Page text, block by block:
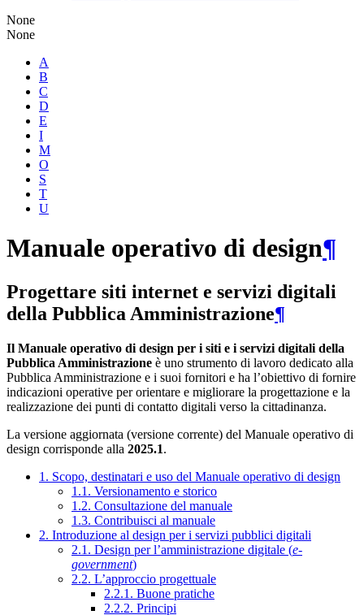
None
None
A
B
C
D
E
I
M
O
S
T
U
Manuale operativo di design¶
Progettare siti internet e servizi digitali
della Pubblica Amministrazione¶
Il Manuale operativo di design per i siti e i servizi digitali della
Pubblica Amministrazione è uno strumento di lavoro dedicato alla
Pubblica Amministrazione e i suoi fornitori e ha l’obiettivo di fornire
indicazioni operative per orientare e migliorare la progettazione e la
realizzazione dei punti di contatto digitali verso la cittadinanza.
La versione aggiornata (versione corrente) del Manuale operativo di
design corrisponde alla 2025.1.
1. Scopo, destinatari e uso del Manuale operativo di design
1.1. Versionamento e storico
1.2. Consultazione del manuale
1.3. Contribuisci al manuale
2. Introduzione al design per i servizi pubblici digitali
2.1. Design per l’amministrazione digitale (e-
government)
2.2. L’approccio progettuale
2.2.1. Buone pratiche
2.2.2. Principi